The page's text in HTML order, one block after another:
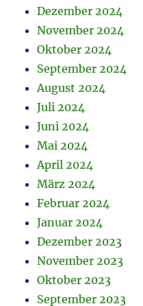
Dezember 2024
November 2024
Oktober 2024
September 2024
August 2024
Juli 2024
Juni 2024
Mai 2024
April 2024
März 2024
Februar 2024
Januar 2024
Dezember 2023
November 2023
Oktober 2023
September 2023